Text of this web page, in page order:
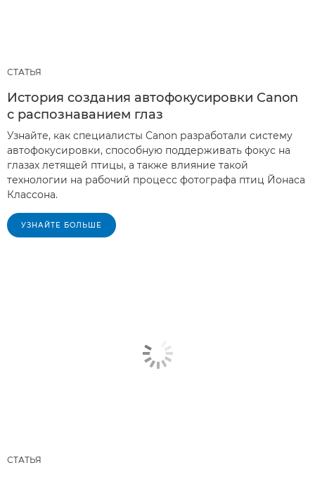
СТАТЬЯ
История создания автофокусировки Canon
с распознаванием глаз
Узнайте, как специалисты Canon разработали систему
автофокусировки, способную поддерживать фокус на
глазах летящей птицы, а также влияние такой
технологии на рабочий процесс фотографа птиц Йонаса
Классона.
УЗНАЙТЕ БОЛЬШЕ
СТАТЬЯ